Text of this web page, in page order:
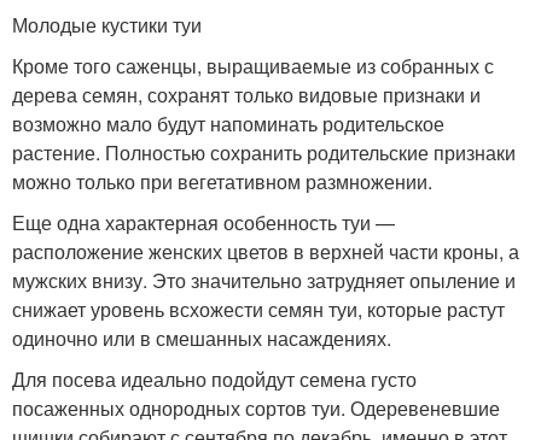
Молодые кустики туи
Кроме того саженцы, выращиваемые из собранных с
дерева семян, сохранят только видовые признаки и
возможно мало будут напоминать родительское
растение. Полностью сохранить родительские признаки
можно только при вегетативном размножении.
Еще одна характерная особенность туи —
расположение женских цветов в верхней части кроны, а
мужских внизу. Это значительно затрудняет опыление и
снижает уровень всхожести семян туи, которые растут
одиночно или в смешанных насаждениях.
Для посева идеально подойдут семена густо
посаженных однородных сортов туи. Одеревеневшие